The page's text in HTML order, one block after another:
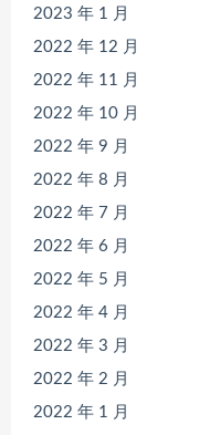
2023 年 1 月
2022 年 12 月
2022 年 11 月
2022 年 10 月
2022 年 9 月
2022 年 8 月
2022 年 7 月
2022 年 6 月
2022 年 5 月
2022 年 4 月
2022 年 3 月
2022 年 2 月
2022 年 1 月